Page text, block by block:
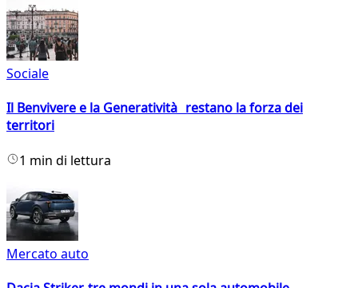
Sociale
Il Benvivere e la Generatività restano la forza dei
territori
1 min di lettura
Mercato auto